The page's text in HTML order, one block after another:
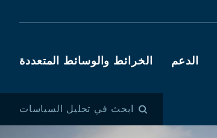
الدعم الخرائط والوسائط المتعددة
ابحث في تحليل السياسات